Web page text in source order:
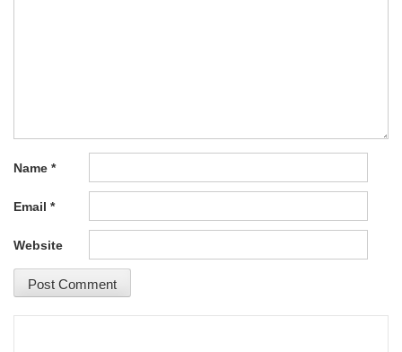
Name *
Email *
Website